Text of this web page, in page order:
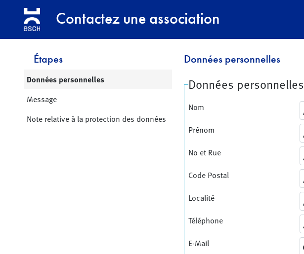
Contactez une association
Étapes
Données personnellesPage active:
Message
Note relative à la protection des données
Données personnelles
Données personnelles
Nom
Prénom
No et Rue
Code Postal
Localité
Téléphone
E-Mail